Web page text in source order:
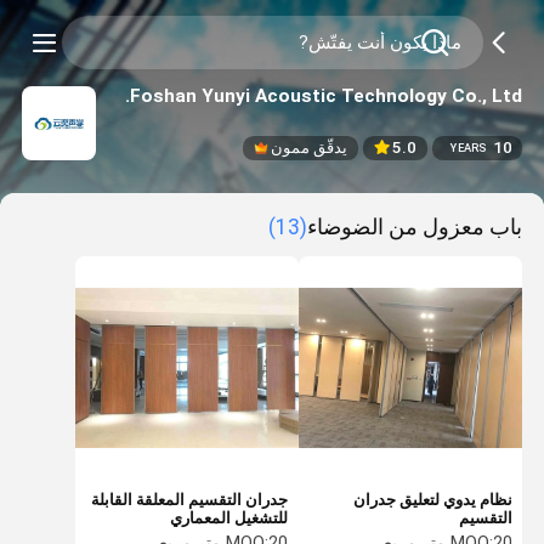
Foshan Yunyi Acoustic Technology Co., Ltd.
10
YEARS
5.0 يدقّق ممون
باب معزول من الضوضاء(13)
جدران التقسيم المعلقة القابلة
للتشغيل المعماري
نظام يدوي لتعليق جدران
التقسيم